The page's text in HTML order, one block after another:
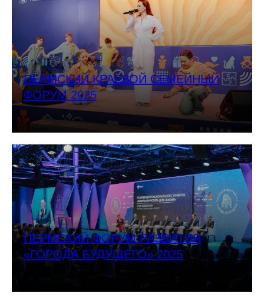
ПЕРМСКИЙ КРАЕВОЙ СЕМЕЙНЫЙ
ФОРУМ 2025
ПЕРМСКИЙ ФОРУМ РАЗВИТИЯ
«ГОРОДА БУДУЩЕГО» 2025